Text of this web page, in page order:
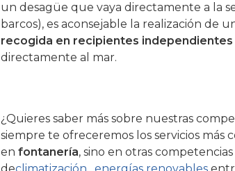
un desagüe que vaya directamente a la
barcos), es aconsejable la realización de
recogida en recipientes independientes
directamente al mar.
¿Quieres saber más sobre nuestras
siempre te ofreceremos los servicios más
enfontanería, sino en otras